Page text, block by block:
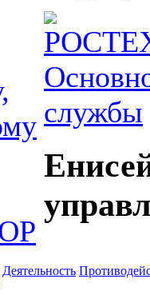
службы
Деятельность